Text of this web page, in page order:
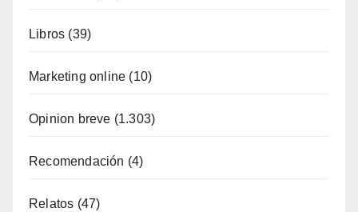
Libros (39)
Marketing online (10)
Opinion breve (1.303)
Recomendación (4)
Relatos (47)